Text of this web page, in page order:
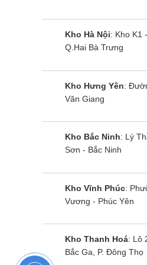
Với thiết kế lưới siêu
hơn 50%.
Đồng thời, chức năng
Đa dạng
Với chế độ Fan Only,
hoặc khi người dùng
Màn hình
Kho Hà Nội: Kho K1
Q.Hai Bà Trưng
Kho Hưng Yên:
Văn Giang
Kho Bắc Ninh: Lý
Sơn - Bắc Ninh
Kho Vĩnh Phúc:
Vương - Phúc Yên
Kho Thanh Hoá: Lô
Bắc Ga, P. Đông Thọ